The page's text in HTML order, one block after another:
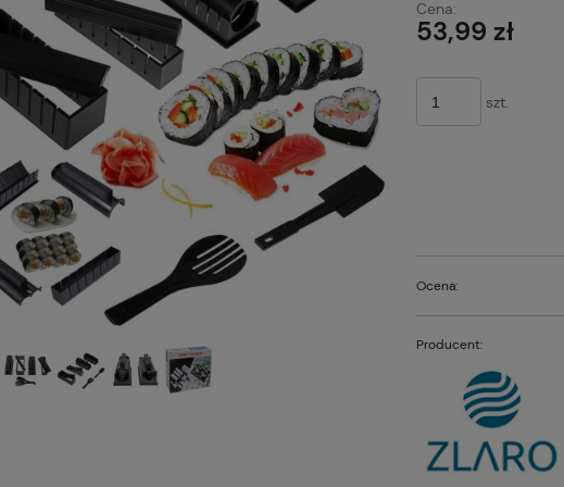
Cena:
53,99 zł
szt.
Ocena:
Producent: